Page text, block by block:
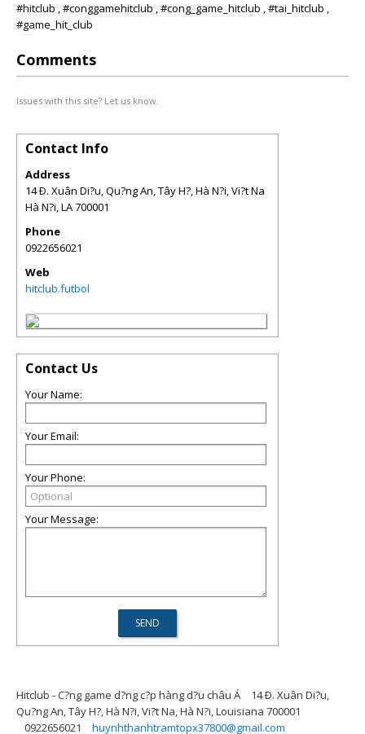
#hitclub , #conggamehitclub , #cong_game_hitclub , #tai_hitclub ,
#game_hit_club
Comments
Issues with this site? Let us know.
Contact Info
Address
14 Ð. Xuân Di?u, Qu?ng An, Tây H?, Hà N?i, Vi?t Na
Hà N?i,LA700001
Phone
0922656021
Web
hitclub.futbol
Contact Us
Your Name:
Your Email:
Your Phone:
Your Message:
Hitclub - C?ng game d?ng c?p hàng d?u châu Á
14 Ð. Xuân Di?u,
Qu?ng An, Tây H?, Hà N?i, Vi?t Na, Hà N?i, Louisiana 700001
0922656021
huynhthanhtramtopx37800@gmail.com